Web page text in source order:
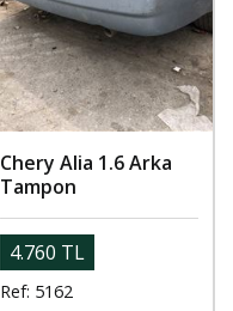
Chery Alia 1.6 Arka
Tampon
4.760 TL
Ref: 5162